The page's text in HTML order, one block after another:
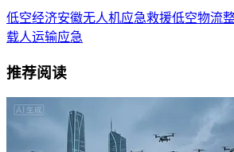
低空经济安徽无人机应急救援低空物流
载人运输应急
推荐阅读